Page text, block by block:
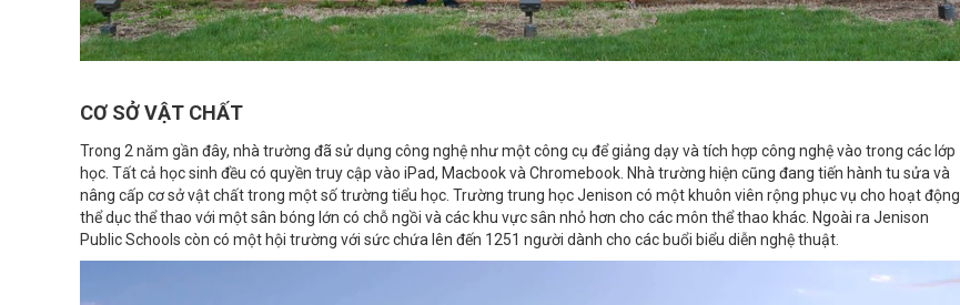
CƠ SỞ VẬT CHẤT
Trong 2 năm gần đây, nhà trường đã sử dụng công nghệ như một công cụ để giảng dạy và tích hợp công nghệ vào trong các lớp
học. Tất cả học sinh đều có quyền truy cập vào iPad, Macbook và Chromebook. Nhà trường hiện cũng đang tiến hành tu sửa và
nâng cấp cơ sở vật chất trong một số trường tiểu học. Trường trung học Jenison có một khuôn viên rộng phục vụ cho hoạt động
thể dục thể thao với một sân bóng lớn có chỗ ngồi và các khu vực sân nhỏ hơn cho các môn thể thao khác. Ngoài ra Jenison
Public Schools còn có một hội trường với sức chứa lên đến 1251 người dành cho các buổi biểu diễn nghệ thuật.